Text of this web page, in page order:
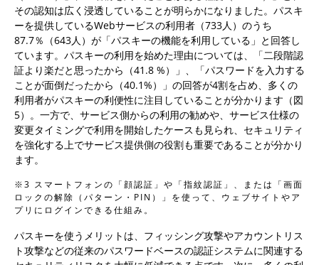
その認知は広く浸透していることが明らかになりました。パスキ
ーを提供しているWebサービスの利用者（733人）のうち
87.7％（643人）が「パスキーの機能を利用している」と回答し
ています。パスキーの利用を始めた理由については、「二段階認
証より楽だと思ったから（41.8 %）」、「パスワードを入力する
ことが面倒だったから（40.1%）」の回答が4割を占め、多くの
利用者がパスキーの利便性に注目していることが分かります（図
5）。一方で、サービス側からの利用の勧めや、サービス仕様の
変更タイミングで利用を開始したケースも見られ、セキュリティ
を強化する上でサービス提供側の役割も重要であることが分かり
ます。
※3 スマートフォンの「顔認証」や「指紋認証」、または「画面
ロックの解除（パターン・PIN）」を使って、ウェブサイトやア
プリにログインできる仕組み。
パスキーを使うメリットは、フィッシング攻撃やアカウントリス
ト攻撃などの従来のパスワードベースの認証システムに関連する